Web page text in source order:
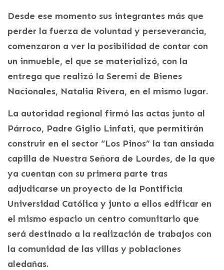
Desde ese momento sus integrantes más que
perder la fuerza de voluntad y perseverancia,
comenzaron a ver la posibilidad de contar con
un inmueble, el que se materializó, con la
entrega que realizó la Seremi de Bienes
Nacionales, Natalia Rivera, en el mismo lugar.
La autoridad regional firmó las actas junto al
Párroco, Padre Giglio Linfati, que permitirán
construir en el sector “Los Pinos” la tan ansiada
capilla de Nuestra Señora de Lourdes, de la que
ya cuentan con su primera parte tras
adjudicarse un proyecto de la Pontificia
Universidad Católica y junto a ellos edificar en
el mismo espacio un centro comunitario que
será destinado a la realización de trabajos con
la comunidad de las villas y poblaciones
aledañas.